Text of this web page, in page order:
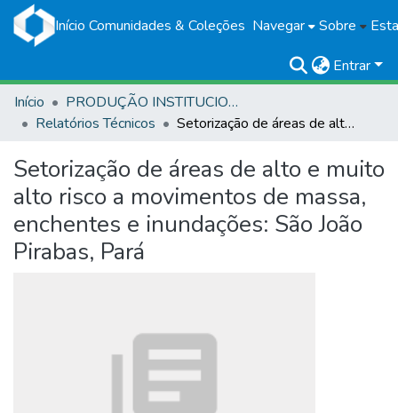
Início Comunidades & Coleções Navegar Sobre
Entrar
Início
PRODUÇÃO INSTITUCIONAL
Relatórios Técnicos
Setorização de áreas de alto e muito alto risco a movimentos de massa, enchentes e inundações: São João Pirabas, Pará
Setorização de áreas de alto e muito
alto risco a movimentos de massa,
enchentes e inundações: São João
Pirabas, Pará